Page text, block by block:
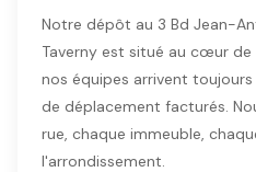
Notre dépôt au 3 Bd Jean-
Taverny est situé au cœur de
nos équipes arrivent toujours
de déplacement facturés.
rue, chaque immeuble,
l'arrondissement.